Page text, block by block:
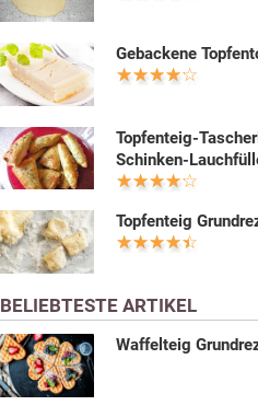
Gebackene
Topfenteig-
Schinken-
Topfenteig
BELIEBTESTE ARTIKEL
Waffelteig